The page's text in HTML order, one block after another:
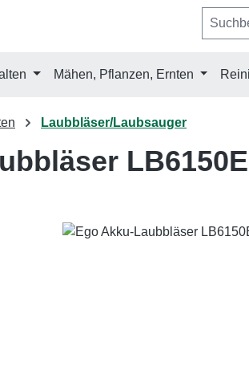
Mähen, Pflanzen, Ernten
Laubbläser/Laubsauger
LB6150E